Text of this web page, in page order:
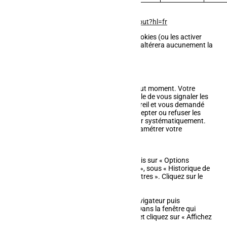
https://tools.google.com/dlpage/gaoptout?hl=fr
Vous pouvez tout à fait désactiver les cookies (ou les activer
s'ils ne le sont pas). Leur désactivation n'altérera aucunement la
Les cookies peuvent être désactivés à tout moment. Votre
navigateur internet est également capable de vous signaler les
cookies qui sont déposés sur votre appareil et vous demandé
de les accepter ou non. Vous pouvez accepter ou refuser les
cookies au cas par cas ou bien les refuser systématiquement.
Afin de gérer les cookies, vous devez paramétrer votre
Cliquez sur le bouton « Outils », puis sur « Options
Internet ». Sous l'onglet « Général », sous « Historique de
navigation », cliquez sur « Paramètres ». Cliquez sur le
Allez dans l'onglet « Outils » du navigateur puis
sélectionnez le menu « Options » Dans la fenêtre qui
s'affiche, choisissez « Vie privée » et cliquez sur « Affichez